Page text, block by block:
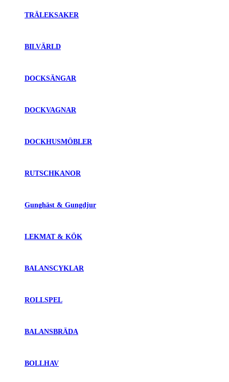
TRÄLEKSAKER
BILVÄRLD
DOCKSÄNGAR
DOCKVAGNAR
DOCKHUSMÖBLER
RUTSCHKANOR
Gunghäst & Gungdjur
LEKMAT & KÖK
BALANSCYKLAR
ROLLSPEL
BALANSBRÄDA
BOLLHAV